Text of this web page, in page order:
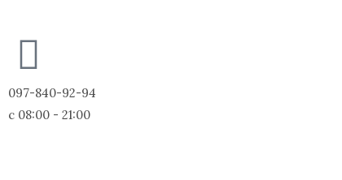
097-840-92-94
с 08:00 - 21:00